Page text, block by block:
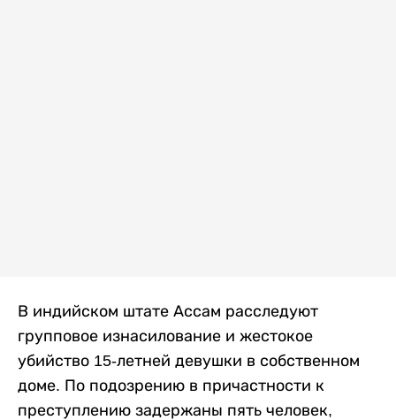
В индийском штате Ассам расследуют
групповое изнасилование и жестокое
убийство 15-летней девушки в собственном
доме. По подозрению в причастности к
преступлению задержаны пять человек,